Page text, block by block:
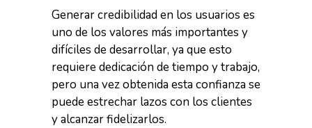
Generar credibilidad en los usuarios es
uno de los valores más importantes y
difíciles de desarrollar, ya que esto
requiere dedicación de tiempo y trabajo,
pero una vez obtenida esta confianza se
puede estrechar lazos con los clientes
y alcanzar fidelizarlos.